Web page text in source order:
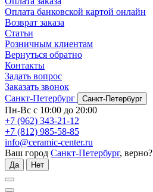
Оплата банковской картой онлайн
Возврат заказа
Статьи
Розничным клиентам
Вернуться обратно
Контакты
Задать вопрос
Заказать звонок
Санкт-Петербург
Санкт-Петербург
Пн-Вс с 10:00 до 20:00
+7 (962) 343-21-12
+7 (812) 985-58-85
info@ceramic-center.ru
Ваш город Санкт-Петербург, верно?
Да Нет